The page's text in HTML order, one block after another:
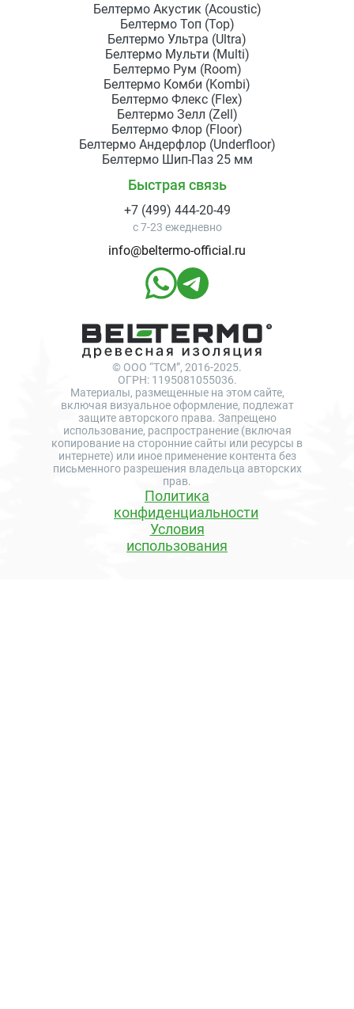
Белтермо Акустик (Acoustic)
Белтермо Топ (Top)
Белтермо Ультра (Ultra)
Белтермо Мульти (Multi)
Белтермо Рум (Room)
Белтермо Комби (Kombi)
Белтермо Флекс (Flex)
Белтермо Зелл (Zell)
Белтермо Флор (Floor)
Белтермо Андерфлор (Underfloor)
Белтермо Шип-Паз 25 мм
Быстрая связь
+7 (499) 444-20-49
с 7-23 ежедневно
info@beltermo-official.ru
© ООО “ТСМ”, 2016-2025.
ОГРН: 1195081055036.
Материалы, размещенные на этом сайте,
включая визуальное оформление, подлежат
защите авторского права. Запрещено
использование, распространение (включая
копирование на сторонние сайты или ресурсы в
интернете) или иное применение контента без
письменного разрешения владельца авторских
прав.
Политика
конфиденциальности
Условия
использования